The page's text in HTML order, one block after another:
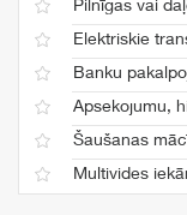
Pilnīgas vai
Elektriskie
Banku
Apsekojumu,
Šaušanas
Multivides